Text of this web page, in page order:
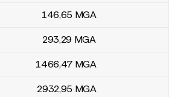
146,65 MGA
293,29 MGA
1466,47 MGA
2932,95 MGA